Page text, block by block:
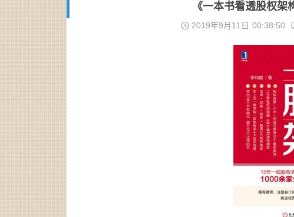
《一本书看透股权
2019年9月11日 00:38:50